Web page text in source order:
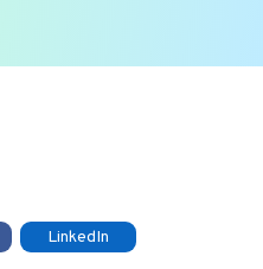
LinkedIn